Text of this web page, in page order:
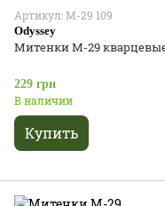
Артикул: М-29 109
Odyssey
Митенки М-29
229 грн
В наличии
Купить